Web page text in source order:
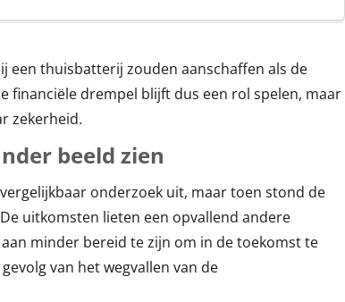
een thuisbatterij zouden aanschaffen als de
financiële drempel blijft dus een rol spelen, maar
zekerheid.
beeld zien
onderzoek uit, maar toen stond de
uitkomsten lieten een opvallend andere
minder bereid te zijn om in de toekomst te
van het wegvallen van de